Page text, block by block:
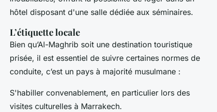
hôtel disposant d'une salle dédiée aux séminaires.
L’étiquette locale
Bien qu’Al-Maghrib soit une destination touristique
prisée, il est essentiel de suivre certaines normes de
conduite, c’est un pays à majorité musulmane :
S'habiller convenablement, en particulier lors des
visites culturelles à Marrakech.